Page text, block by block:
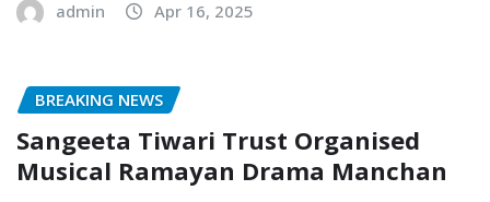
admin Apr 16, 2025
BREAKING NEWS
Sangeeta Tiwari Trust Organised
Musical Ramayan Drama Manchan